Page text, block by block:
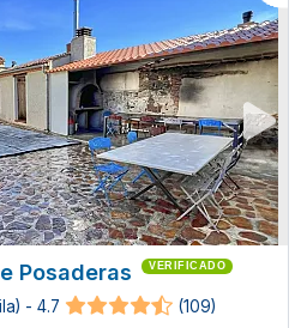
Posaderas VERIFICADO
- 4.7
(109)